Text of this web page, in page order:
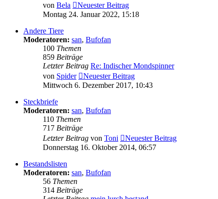
von Bela
Neuester Beitrag
Montag 24. Januar 2022, 15:18
Andere Tiere
Moderatoren: san, Bufofan
100 Themen
859 Beiträge
Letzter Beitrag Re: Indischer Mondspinner
von Spider
Neuester Beitrag
Mittwoch 6. Dezember 2017, 10:43
Steckbriefe
Moderatoren: san, Bufofan
110 Themen
717 Beiträge
Letzter Beitrag von Toni
Neuester Beitrag
Donnerstag 16. Oktober 2014, 06:57
Bestandslisten
Moderatoren: san, Bufofan
56 Themen
314 Beiträge